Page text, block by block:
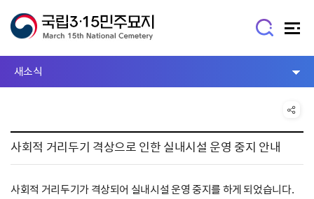
새소식
사회적 거리두기 격상으로 인한 실내시설 운영 중지 안내
사회적 거리두기가 격상되어 실내시설 운영 중지를 하게 되었습니다.